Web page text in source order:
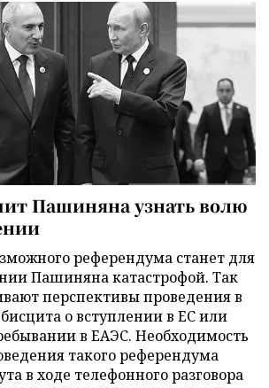
Пашиняна узнать волю
референдума станет для
Пашиняна катастрофой. Так
перспективы проведения в
о вступлении в ЕС или
в ЕАЭС. Необходимость
такого референдума
в ходе телефонного разговора